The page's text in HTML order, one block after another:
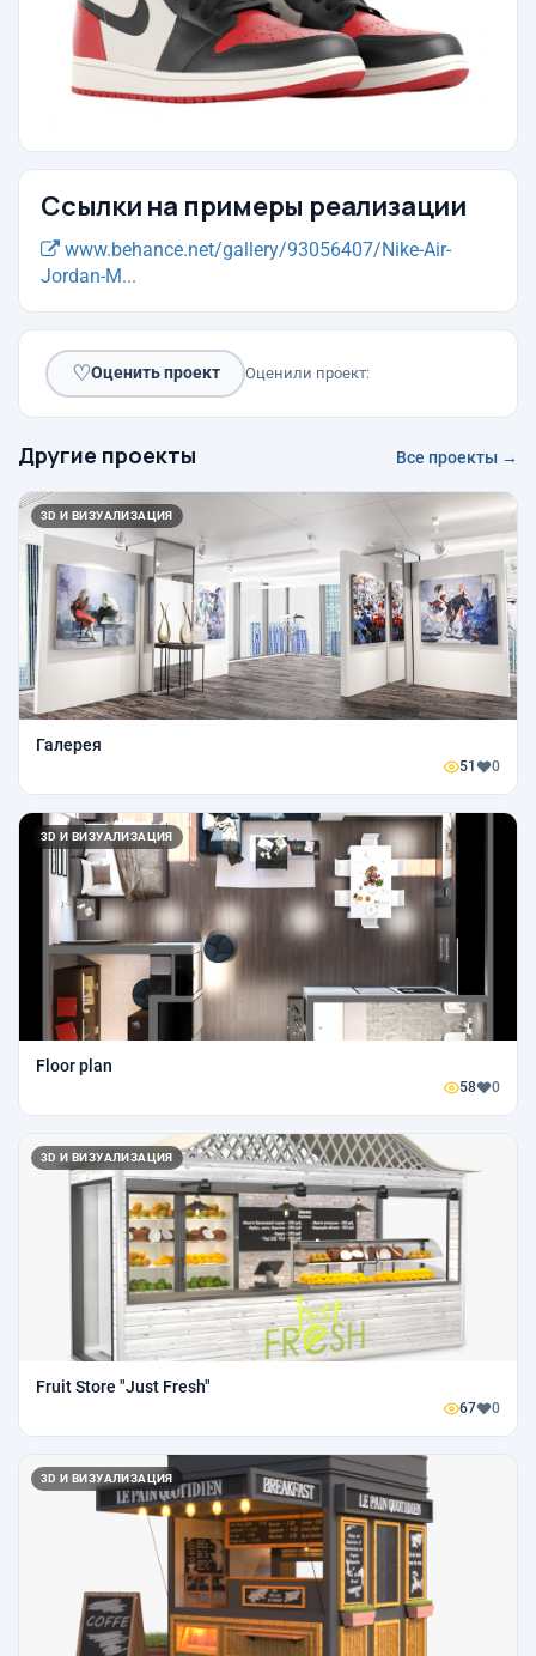
Ссылки на примеры реализации
www.behance.net/gallery/93056407/Nike-Air-
Jordan-M...
♡Оценить проект Оценили проект:
Другие проекты Все проекты →
3D И ВИЗУАЛИЗАЦИЯ
Галерея
51 0
3D И ВИЗУАЛИЗАЦИЯ
Floor plan
58 0
3D И ВИЗУАЛИЗАЦИЯ
Fruit Store "Just Fresh"
67 0
3D И ВИЗУАЛИЗАЦИЯ